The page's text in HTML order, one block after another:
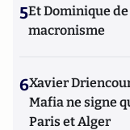
5Et Dominique
macronisme
6Xavier
Mafia ne signe
Paris et Alger